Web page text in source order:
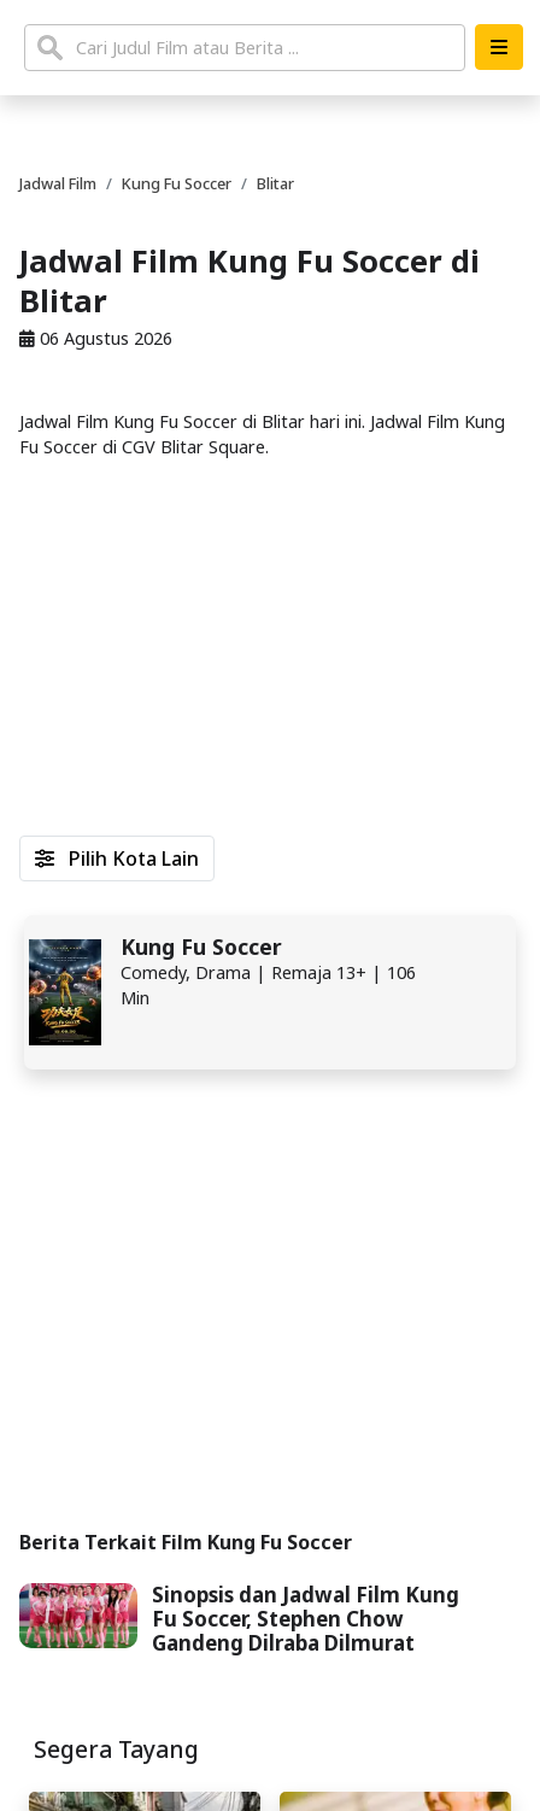
Jadwal Film Kung Fu Soccer Blitar
Jadwal Film Kung Fu Soccer di
Blitar
06 Agustus 2026
Jadwal Film Kung Fu Soccer di Blitar hari ini. Jadwal Film Kung
Fu Soccer di CGV Blitar Square.
Kung Fu Soccer
Comedy, Drama | Remaja 13+ | 106
Min
Pilih Kota Lain
Berita Terkait Film Kung Fu Soccer
Sinopsis dan Jadwal Film Kung
Fu Soccer, Stephen Chow
Gandeng Dilraba Dilmurat
Segera Tayang